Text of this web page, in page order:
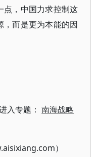
点，中国力求控制这
，而是更为本能的因
入专题：南海战略
）